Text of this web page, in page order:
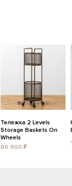
Тележка 2 Levels
Storage Baskets On
Wheels
60 900 ₽